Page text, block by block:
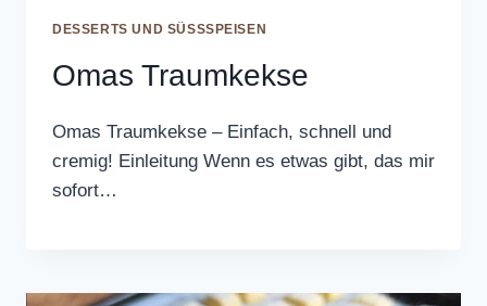
DESSERTS UND SÜSSSPEISEN
Omas Traumkekse
Omas Traumkekse – Einfach, schnell und
cremig! Einleitung Wenn es etwas gibt, das mir
sofort…